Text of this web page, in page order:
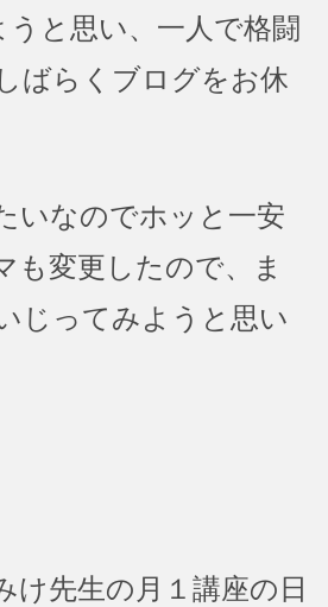
うと思い、一人で格闘
ばらくブログをお休
いなのでホッと一安
も変更したので、ま
じってみようと思い
け先生の月１講座の日